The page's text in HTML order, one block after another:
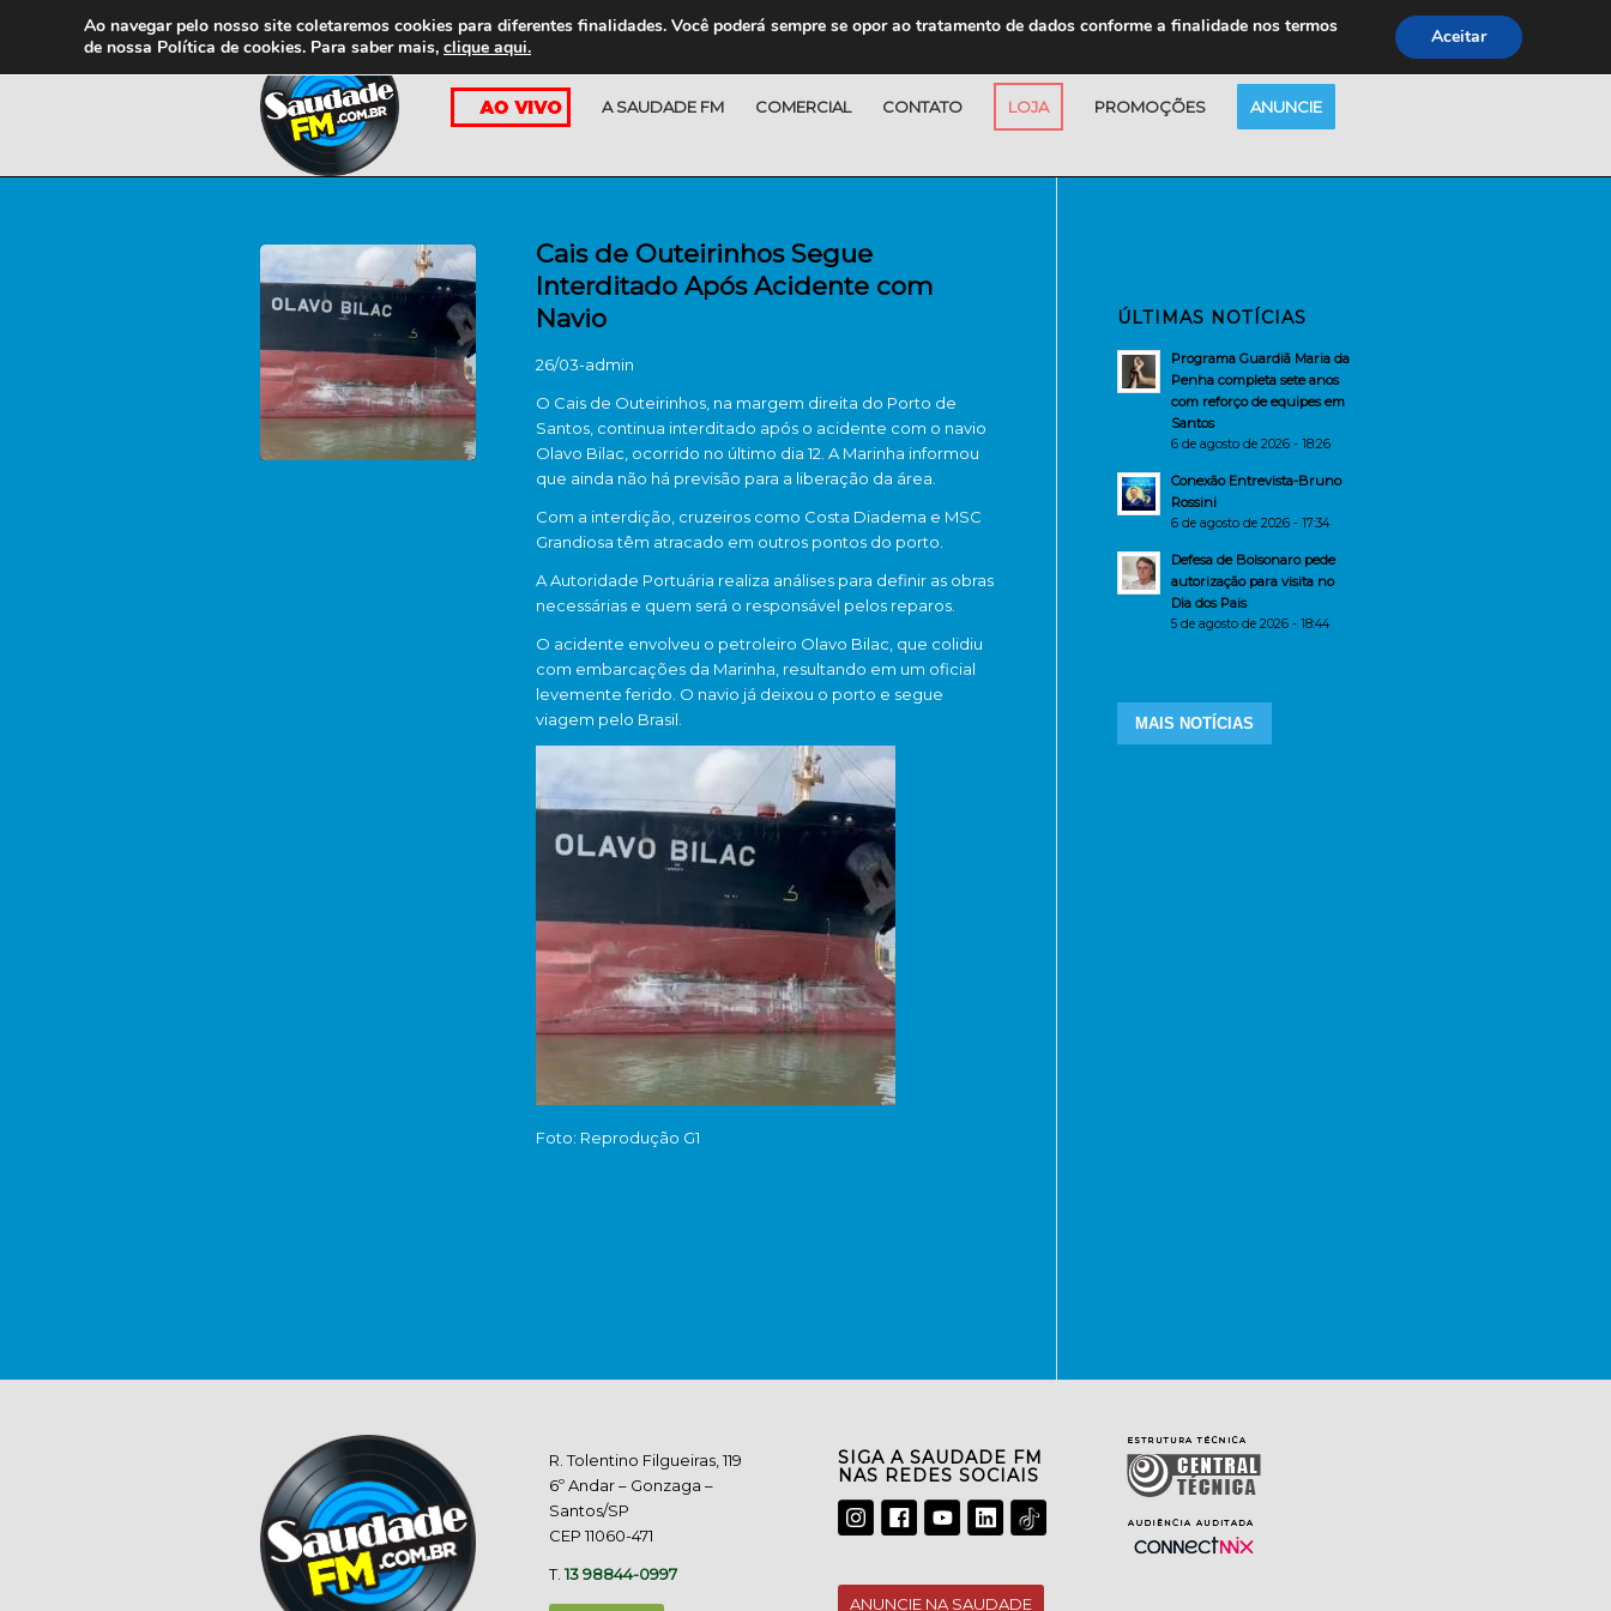
A SAUDADE FM COMERCIAL CONTATO LOJA PROMOÇÕES ANUNCIE
Cais de Outeirinhos Segue
Interditado Após Acidente com
Navio
26/03-admin
O Cais de Outeirinhos, na margem direita do Porto de
Santos, continua interditado após o acidente com o navio
Olavo Bilac, ocorrido no último dia 12. A Marinha informou
que ainda não há previsão para a liberação da área.
Com a interdição, cruzeiros como Costa Diadema e MSC
Grandiosa têm atracado em outros pontos do porto.
A Autoridade Portuária realiza análises para definir as obras
necessárias e quem será o responsável pelos reparos.
O acidente envolveu o petroleiro Olavo Bilac, que colidiu
com embarcações da Marinha, resultando em um oficial
levemente ferido. O navio já deixou o porto e segue
viagem pelo Brasil.
Foto: Reprodução G1
ÚLTIMAS NOTÍCIAS
Programa Guardiã Maria da
Penha completa sete anos
com reforço de equipes em
Santos
6 de agosto de 2026 - 18:26
Conexão Entrevista-Bruno
Rossini
6 de agosto de 2026 - 17:34
Defesa de Bolsonaro pede
autorização para visita no
Dia dos Pais
5 de agosto de 2026 - 18:44
MAIS NOTÍCIAS
R. Tolentino Filgueiras, 119
6º Andar – Gonzaga –
Santos/SP
CEP 11060-471
T.13 98844-0997
SIGA A SAUDADE FM
NAS REDES SOCIAIS
ANUNCIE NA SAUDADE
Ao navegar pelo nosso site coletaremos cookies para diferentes finalidades. Você poderá sempre se opor ao tratamento de dados conforme a finalidade nos termos
de nossa Política de cookies. Para saber mais, clique aqui. Aceitar